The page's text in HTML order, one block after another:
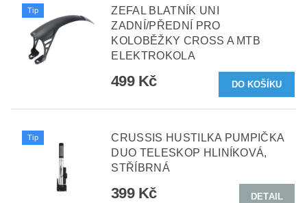
Tip
ZEFAL BLATNÍK UNI
ZADNÍ/PŘEDNÍ PRO
KOLOBĚŽKY CROSS A MTB
ELEKTROKOLA
499 Kč
Tip
CRUSSIS HUSTILKA PUMPIČKA
DUO TELESKOP HLINÍKOVÁ,
STŘÍBRNÁ
399 Kč DETAIL